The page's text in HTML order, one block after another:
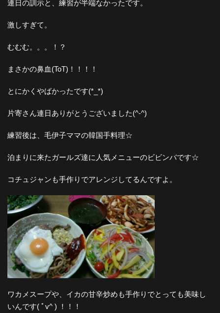
連日の訓示と、練習が半端なかったです。
激しすぎて。
むむむ。。。！？
まさかの鼻血(ToT)！！！！
とにかくやばかったです(*_*)
片寄さん連日ありがとうございました(^-^)
練習後は、毛伊子ママの韓国手料理☆
泊まりに来たガールズ達に人気メニューのビビンバです☆
コチュジャンも手作りでアレンジしてるんですよ。
ワカメスープや、イカの甘辛炒めも手作りでとっても美味し
いんです( ﾟv^ ) ！！！